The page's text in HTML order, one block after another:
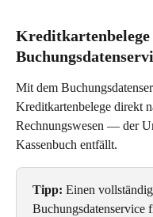
Kreditkartenbelege
Mit dem
Kreditkartenbelege direkt
Rechnungswesen — der
Kassenbuch entfällt.
Tipp: Einen
Buchungsdatenservice